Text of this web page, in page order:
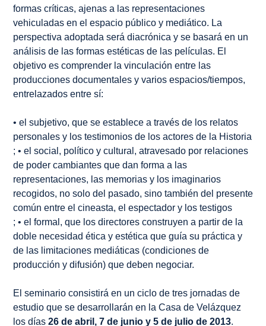
formas críticas, ajenas a las representaciones
vehiculadas en el espacio público y mediático. La
perspectiva adoptada será diacrónica y se basará en un
análisis de las formas estéticas de las películas. El
objetivo es comprender la vinculación entre las
producciones documentales y varios espacios/tiempos,
entrelazados entre sí:
• el subjetivo, que se establece a través de los relatos
personales y los testimonios de los actores de la Historia
; • el social, político y cultural, atravesado por relaciones
de poder cambiantes que dan forma a las
representaciones, las memorias y los imaginarios
recogidos, no solo del pasado, sino también del presente
común entre el cineasta, el espectador y los testigos
; • el formal, que los directores construyen a partir de la
doble necesidad ética y estética que guía su práctica y
de las limitaciones mediáticas (condiciones de
producción y difusión) que deben negociar.
El seminario consistirá en un ciclo de tres jornadas de
estudio que se desarrollarán en la Casa de Velázquez
los días 26 de abril, 7 de junio y 5 de julio de 2013.